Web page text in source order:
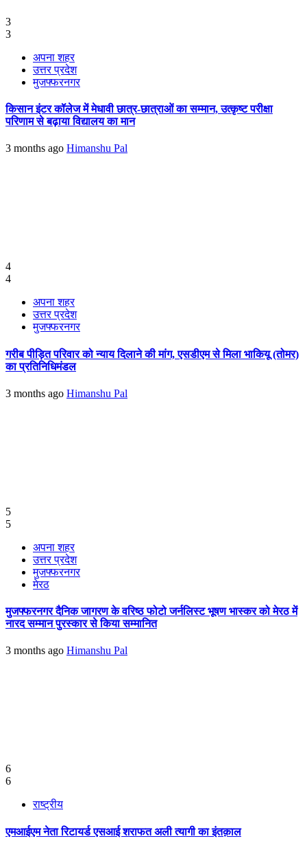
3
3
अपना शहर
उत्तर प्रदेश
मुजफ्फरनगर
किसान इंटर कॉलेज में मेधावी छात्र-छात्राओं का सम्मान, उत्कृष्ट परीक्षा
परिणाम से बढ़ाया विद्यालय का मान
3 months ago Himanshu Pal
4
4
अपना शहर
उत्तर प्रदेश
मुजफ्फरनगर
गरीब पीड़ित परिवार को न्याय दिलाने की मांग, एसडीएम से मिला भाकियू (तोमर)
का प्रतिनिधिमंडल
3 months ago Himanshu Pal
5
5
अपना शहर
उत्तर प्रदेश
मुजफ्फरनगर
मेरठ
मुजफ्फरनगर दैनिक जागरण के वरिष्ठ फोटो जर्नलिस्ट भूषण भास्कर को मेरठ में
नारद सम्मान पुरस्कार से किया सम्मानित
3 months ago Himanshu Pal
6
6
राष्ट्रीय
एमआईएम नेता रिटायर्ड एसआई शराफत अली त्यागी का इंतक़ाल